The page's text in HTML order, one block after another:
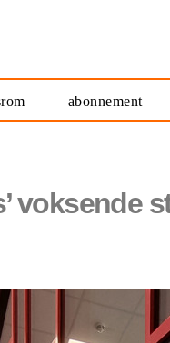
abonnement
voksende